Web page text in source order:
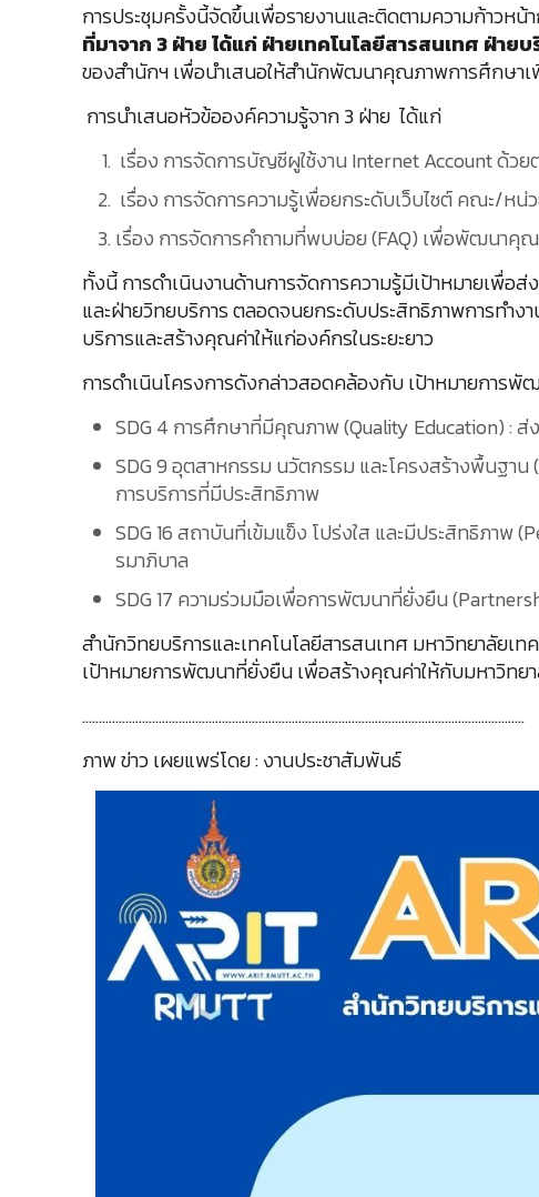
การประชุมครั้งนี้จัดขึ้นเพื่อรายงานและติดตามความก้าวห
ที่มาจาก 3 ฝ่าย ได้แก่ ฝ่ายเทคโนโลยีสารสนเทศ ฝ่าย
ของสำนักฯ เพื่อนำเสนอให้สำนักพัฒนาคุณภาพการศึกษาเ
การนำเสนอหัวข้อองค์ความรู้จาก 3 ฝ่าย ได้แก่
เรื่อง การจัดการบัญชีผูใช้งาน Internet Account ด้ว
เรื่อง การจัดการความรู้เพื่อยกระดับเว็บไซต์ คณะ/ห
เรื่อง การจัดการคำถามที่พบบ่อย (FAQ) เพื่อพัฒนา
ทั้งนี้ การดำเนินงานด้านการจัดการความรู้มีเป้าหมายเพื่อ
และฝ่ายวิทยบริการ ตลอดจนยกระดับประสิทธิภาพการท
บริการและสร้างคุณค่าให้แก่องค์กรในระยะยาว
การดำเนินโครงการดังกล่าวสอดคล้องกับ เป้าหมายการ
SDG 4 การศึกษาที่มีคุณภาพ (Quality Education) :
SDG 9 อุตสาหกรรม นวัตกรรม และโครงสร้างพื้นฐา
การบริการที่มีประสิทธิภาพ
SDG 16 สถาบันที่เข้มแข็ง โปร่งใส และมีประสิทธิภาพ
รมาภิบาล
SDG 17 ความร่วมมือเพื่อการพัฒนาที่ยั่งยืน
สำนักวิทยบริการและเทคโนโลยีสารสนเทศ มหาวิทยาลัย
เป้าหมายการพัฒนาที่ยั่งยืน เพื่อสร้างคุณค่าให้กับมหาวิทย
…………………………………………………………………………………………………………………….
ภาพ ข่าว เผยแพร่โดย : งานประชาสัมพันธ์